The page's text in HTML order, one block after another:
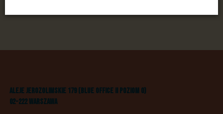
Aleje Jerozolimskie 179 (Blue Office II poziom 0)
02-222 Warszawa